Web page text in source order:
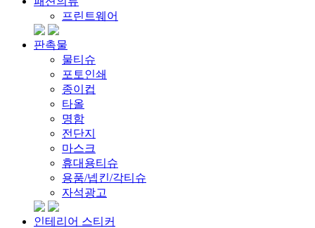
프린트웨어
판촉물
물티슈
포토인쇄
종이컵
타올
명함
전단지
마스크
휴대용티슈
용품/넵킨/각티슈
자석광고
인테리어 스티커